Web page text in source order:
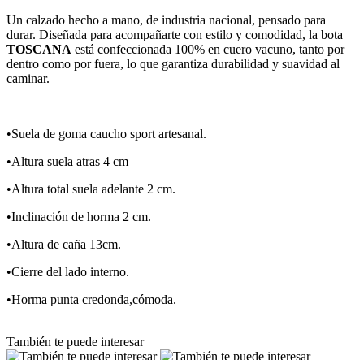
Un calzado hecho a mano, de industria nacional, pensado para
durar. Diseñada para acompañarte con estilo y comodidad, la bota
TOSCANA está confeccionada 100% en cuero vacuno, tanto por
dentro como por fuera, lo que garantiza durabilidad y suavidad al
caminar.
•Suela de goma caucho sport artesanal.
•Altura suela atras 4 cm
•Altura total suela adelante 2 cm.
•Inclinación de horma 2 cm.
•Altura de caña 13cm.
•Cierre del lado interno.
•Horma punta credonda,cómoda.
También te puede interesar